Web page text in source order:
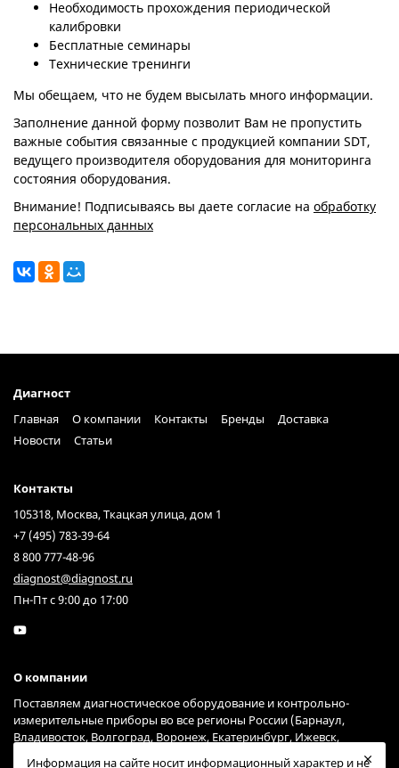
Необходимость прохождения периодической
калибровки
Бесплатные семинары
Технические тренинги
Мы обещаем, что не будем высылать много информации.
Заполнение данной форму позволит Вам не пропустить
важные события связанные с продукцией компании SDT,
ведущего производителя оборудования для мониторинга
состояния оборудования.
Внимание! Подписываясь вы даете согласие на обработку
персональных данных
Диагност
Главная
О компании Контакты Бренды
Доставка
Новости
Статьи
Контакты
105318, Москва, Ткацкая улица, дом 1
+7 (495) 783-39-64
8 800 777-48-96
diagnost@diagnost.ru
Пн-Пт с 9:00 до 17:00
О компании
Поставляем диагностическое оборудование и контрольно-
измерительные приборы во все регионы России (Барнаул,
Владивосток, Волгоград, Воронеж, Екатеринбург, Ижевск,
Информация на сайте носит информационный характер и не